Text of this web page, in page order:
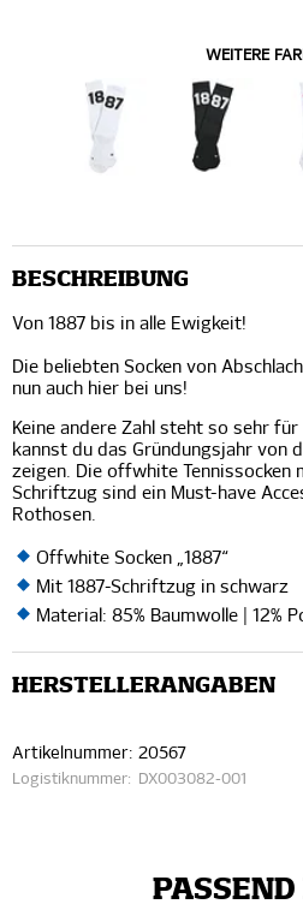
WEITERE
BESCHREIBUNG
Von 1887 bis in alle Ewigkeit!
Die beliebten Socken von
nun auch hier bei uns!
Keine andere Zahl steht so sehr für
kannst du das Gründungsjahr von
zeigen. Die offwhite Tennissocken
Schriftzug sind ein Must-have
Rothosen.
Offwhite Socken „1887“
Mit 1887-Schriftzug in schwarz
Material: 85% Baumwolle | 12%
HERSTELLERANGABEN
Artikelnummer: 20567
Logistiknummer: DX003082-001